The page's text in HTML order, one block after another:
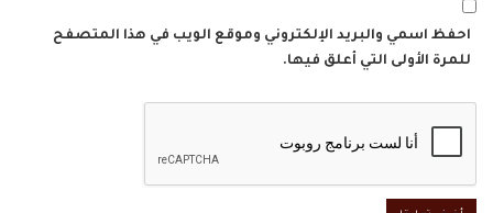
احفظ اسمي والبريد الإلكتروني وموقع الويب في هذا المتصفح
للمرة الأولى التي أعلق فيها.